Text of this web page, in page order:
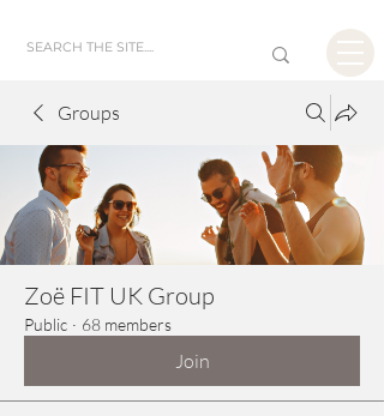
Groups
Zoë FIT UK Group
Public · 68 members
Join